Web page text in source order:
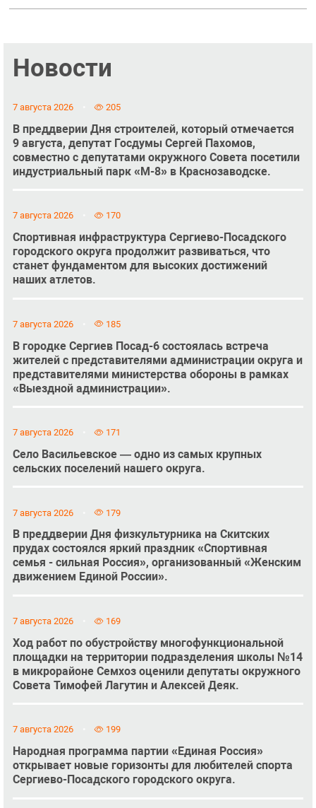
Новости
7 августа 2026 205
В преддверии Дня строителей, который отмечается
9 августа, депутат Госдумы Сергей Пахомов,
совместно с депутатами окружного Совета посетили
индустриальный парк «М-8» в Краснозаводске.
7 августа 2026 170
Спортивная инфраструктура Сергиево-Посадского
городского округа продолжит развиваться, что
станет фундаментом для высоких достижений
наших атлетов.
7 августа 2026 185
В городке Сергиев Посад-6 состоялась встреча
жителей с представителями администрации округа и
представителями министерства обороны в рамках
«Выездной администрации».
7 августа 2026 171
Село Васильевское — одно из самых крупных
сельских поселений нашего округа.
7 августа 2026 179
В преддверии Дня физкультурника на Скитских
прудах состоялся яркий праздник «Спортивная
семья - сильная Россия», организованный «Женским
движением Единой России».
7 августа 2026 169
Ход работ по обустройству многофункциональной
площадки на территории подразделения школы №14
в микрорайоне Семхоз оценили депутаты окружного
Совета Тимофей Лагутин и Алексей Деяк.
7 августа 2026 199
Народная программа партии «Единая Россия»
открывает новые горизонты для любителей спорта
Сергиево-Посадского городского округа.